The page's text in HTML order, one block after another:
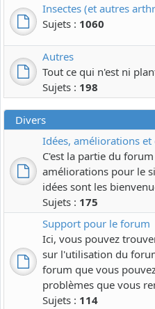
Insectes (et autres
Sujets : 1060
Autres
Tout ce qui n'est ni
Sujets : 198
Divers
Idées, améliorations et
C'est la partie du
améliorations pour le
idées sont les
Sujets : 175
Support pour le forum
Ici, vous pouvez
sur l'utilisation du
forum que vous
problèmes que vous
Sujets : 114